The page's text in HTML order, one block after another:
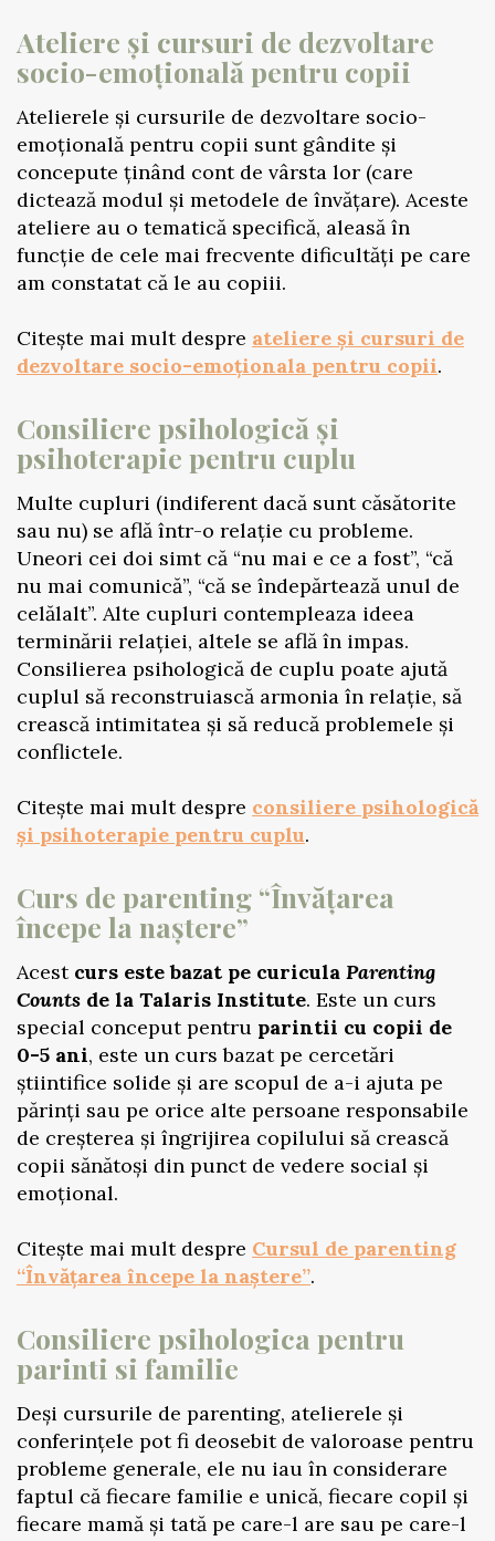
Ateliere și cursuri de dezvoltare
socio-emoțională pentru copii
Atelierele și cursurile de dezvoltare socio-
emoțională pentru copii sunt gândite și
concepute ținând cont de vârsta lor (care
dictează modul și metodele de învățare). Aceste
ateliere au o tematică specifică, aleasă în
funcție de cele mai frecvente dificultăți pe care
am constatat că le au copiii.
Citește mai mult despre ateliere și cursuri de
dezvoltare socio-emoționala pentru copii.
Consiliere psihologică și
psihoterapie pentru cuplu
Multe cupluri (indiferent dacă sunt căsătorite
sau nu) se află într-o relație cu probleme.
Uneori cei doi simt că “nu mai e ce a fost”, “că
nu mai comunică”, “că se îndepărtează unul de
celălalt”. Alte cupluri contempleaza ideea
terminării relației, altele se află în impas.
Consilierea psihologică de cuplu poate ajută
cuplul să reconstruiască armonia în relație, să
crească intimitatea și să reducă problemele și
conflictele.
Citește mai mult despre consiliere psihologică
și psihoterapie pentru cuplu.
Curs de parenting “Învățarea
începe la naștere”
Acest curs este bazat pe curicula Parenting
Counts de la Talaris Institute. Este un curs
special conceput pentru parintii cu copii de
0-5 ani, este un curs bazat pe cercetări
știintifice solide și are scopul de a-i ajuta pe
părinți sau pe orice alte persoane responsabile
de creșterea și îngrijirea copilului să crească
copii sănătoși din punct de vedere social și
emoțional.
Citește mai mult despre Cursul de parenting
“Învățarea începe la naștere”.
Consiliere psihologica pentru
parinti si familie
Deși cursurile de parenting, atelierele și
conferințele pot fi deosebit de valoroase pentru
probleme generale, ele nu iau în considerare
faptul că fiecare familie e unică, fiecare copil și
fiecare mamă și tată pe care-l are sau pe care-l